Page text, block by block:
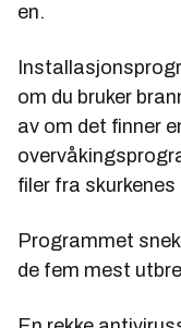
en.
om du bruker
av om det finner
filer fra
Programmet
de fem mest